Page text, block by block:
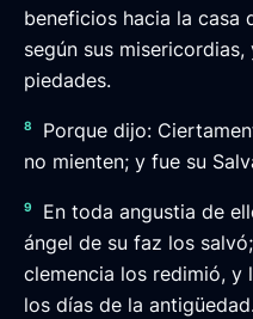
beneficios hacia la casa
según sus
piedades.
8
Porque dijo:
no mienten; y fue su
9
En toda angustia de
ángel de su faz los
clemencia los redimió,
los días de la antigüedad.